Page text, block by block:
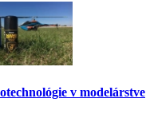
v modelárstve